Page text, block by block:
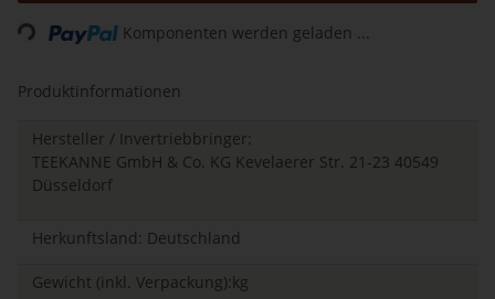
Loading... Komponenten werden geladen ...
Produktinformationen
Hersteller / Invertriebbringer:
TEEKANNE GmbH & Co. KG Kevelaerer Str. 21-23 40549
Düsseldorf
Herkunftsland: Deutschland
Gewicht (inkl. Verpackung):kg